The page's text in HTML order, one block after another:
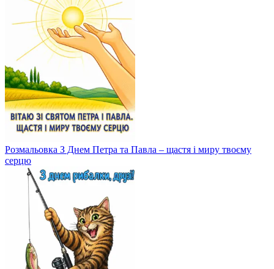
Розмальовка З Днем Петра та Павла – щастя і миру твоєму
серцю